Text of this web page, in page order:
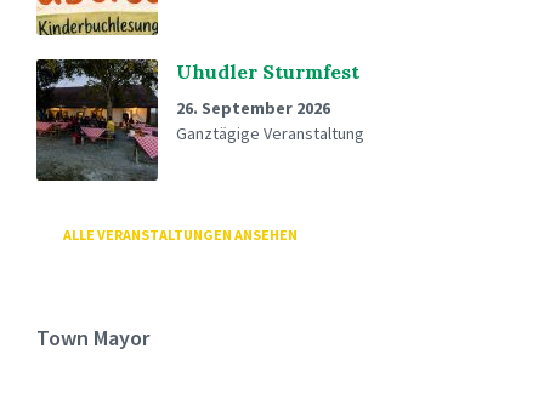
Uhudler Sturmfest
26. September 2026
Ganztägige Veranstaltung
ALLE VERANSTALTUNGEN ANSEHEN
Town Mayor